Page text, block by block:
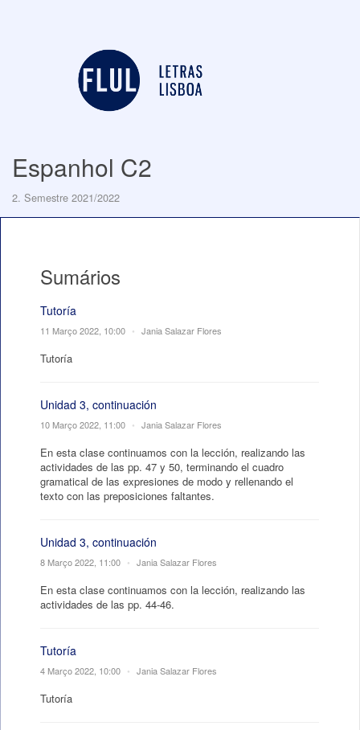
Espanhol C2
2. Semestre 2021/2022
Sumários
Tutoría
11 Março 2022, 10:00 • Jania Salazar Flores
Tutoría
Unidad 3, continuación
10 Março 2022, 11:00 • Jania Salazar Flores
En esta clase continuamos con la lección, realizando las
actividades de las pp. 47 y 50, terminando el cuadro
gramatical de las expresiones de modo y rellenando el
texto con las preposiciones faltantes.
Unidad 3, continuación
8 Março 2022, 11:00 • Jania Salazar Flores
En esta clase continuamos con la lección, realizando las
actividades de las pp. 44-46.
Tutoría
4 Março 2022, 10:00 • Jania Salazar Flores
Tutoría